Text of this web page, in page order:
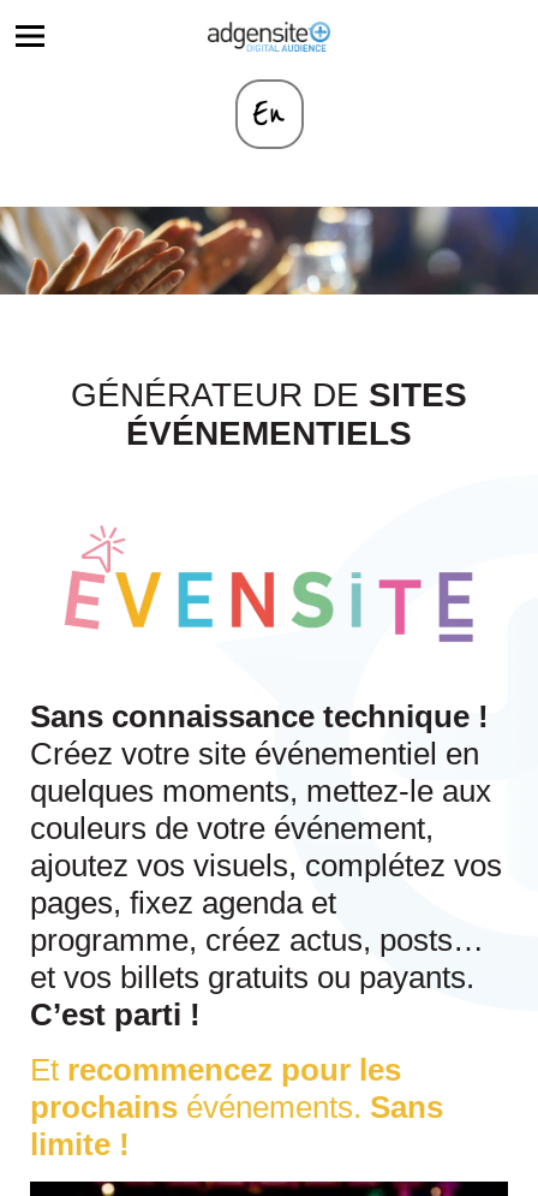
GÉNÉRATEUR DE SITES
ÉVÉNEMENTIELS
Sans connaissance technique !
Créez votre site événementiel en
quelques moments, mettez-le aux
couleurs de votre événement,
ajoutez vos visuels, complétez vos
pages, fixez agenda et
programme, créez actus, posts…
et vos billets gratuits ou payants.
C’est parti !
Et recommencez pour les
prochains événements. Sans
limite !